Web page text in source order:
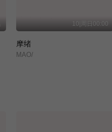
10|周日00:00
摩绪
MAO/